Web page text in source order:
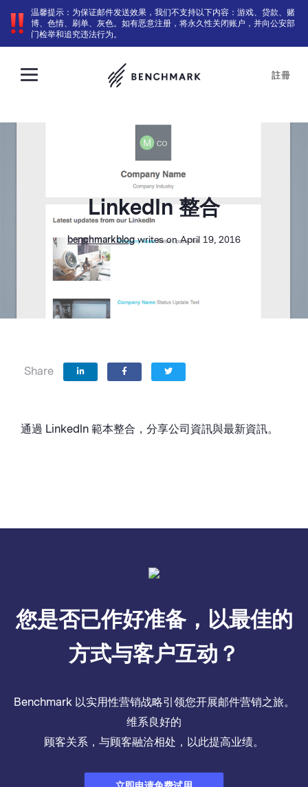
温馨提示：为保证邮件发送效果，我们不支持以下内容：游戏、贷款、赌
博、色情、刷单、灰色。如有恶意注册，将永久性关闭账户，并向公安部
门检举和追究违法行为。
註冊
LinkedIn 整合
benchmarkblogwrites on April 19, 2016
Share
通過 Linkedln 範本整合，分享公司資訊與最新資訊。
您是否已作好准备，以最佳的
方式与客户互动？
Benchmark 以实用性营销战略引领您开展邮件营销之旅。
维系良好的
顾客关系，与顾客融洽相处，以此提高业绩。